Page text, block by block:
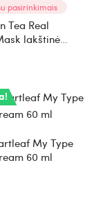
pasirinkimais
Tea Real
lakštinė
My Type
60 ml